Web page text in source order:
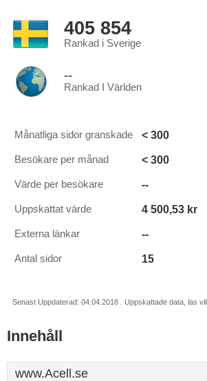
405 854
Rankad i Sverige
--
Rankad I Världen
Månatliga sidor granskade < 300
Besökare per månad < 300
Värde per besökare --
Uppskattat värde 4 500,53 kr
Externa länkar --
Antal sidor 15
Senast Uppdaterad: 04.04.2018 . Uppskattade data, läs
Innehåll
www.Acell.se